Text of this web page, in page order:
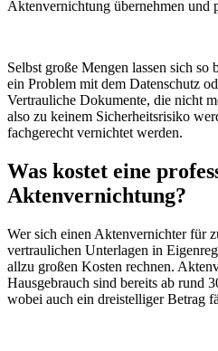
Aktenvernichtung übernehmen und
Selbst große Mengen lassen sich so
ein Problem mit dem Datenschutz
Vertrauliche Dokumente, die nicht
also zu keinem Sicherheitsrisiko
fachgerecht vernichtet werden.
Was kostet eine
Aktenvernichtung?
Wer sich einen Aktenvernichter für
vertraulichen Unterlagen in
allzu großen Kosten rechnen.
Hausgebrauch sind bereits ab rund
wobei auch ein dreistelliger Betrag